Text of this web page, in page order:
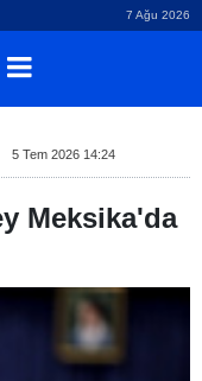
7 Ağu 2026
5 Tem 2026 14:24
Meksika'da